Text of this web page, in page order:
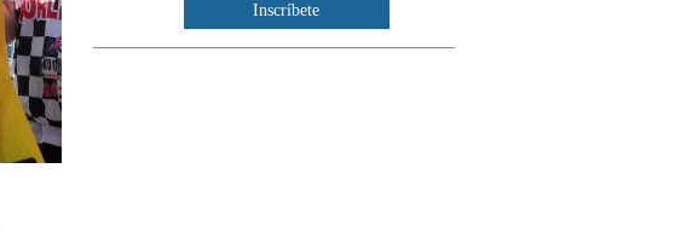
Inscríbete